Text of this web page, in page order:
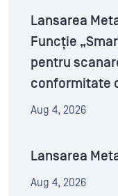
Lansarea
Funcție
pentru
conformitate
Aug 4, 2026
Lansarea
Aug 4, 2026